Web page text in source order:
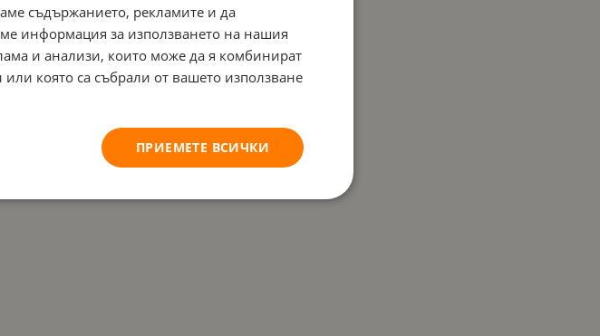
съдържанието, рекламите и да
информация за използването на нашия
и анализи, които може да я комбинират
която са събрали от вашето използване
ПРИЕМЕТЕ ВСИЧКИ